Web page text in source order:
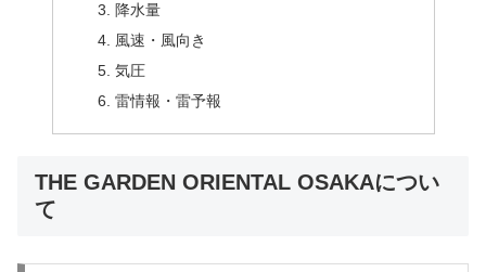
降水量
風速・風向き
気圧
雷情報・雷予報
THE GARDEN ORIENTAL OSAKAについ
て